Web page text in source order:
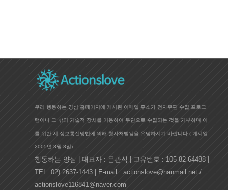
우리 행동하는 양심 홈페이지에 게시된 이메일 주소가 전자우편 수집 프로그
램이나 그 밖의 기술적 장치를 이용하여 무단으로 수집되는 것을 거부하며 이
를 위반 시 정보통신망법에 의해 형사처벌됨을 유념하시기 바랍니다.( 게시일
2005년 8월 8일)
행동하는 양심 | 대표자 : 문관식 | 고유번호 : 105-82-64488 |
TEL. 02) 2637-1443 | E-mail : actionslove@hanmail.net /
actionslove116841@naver.com